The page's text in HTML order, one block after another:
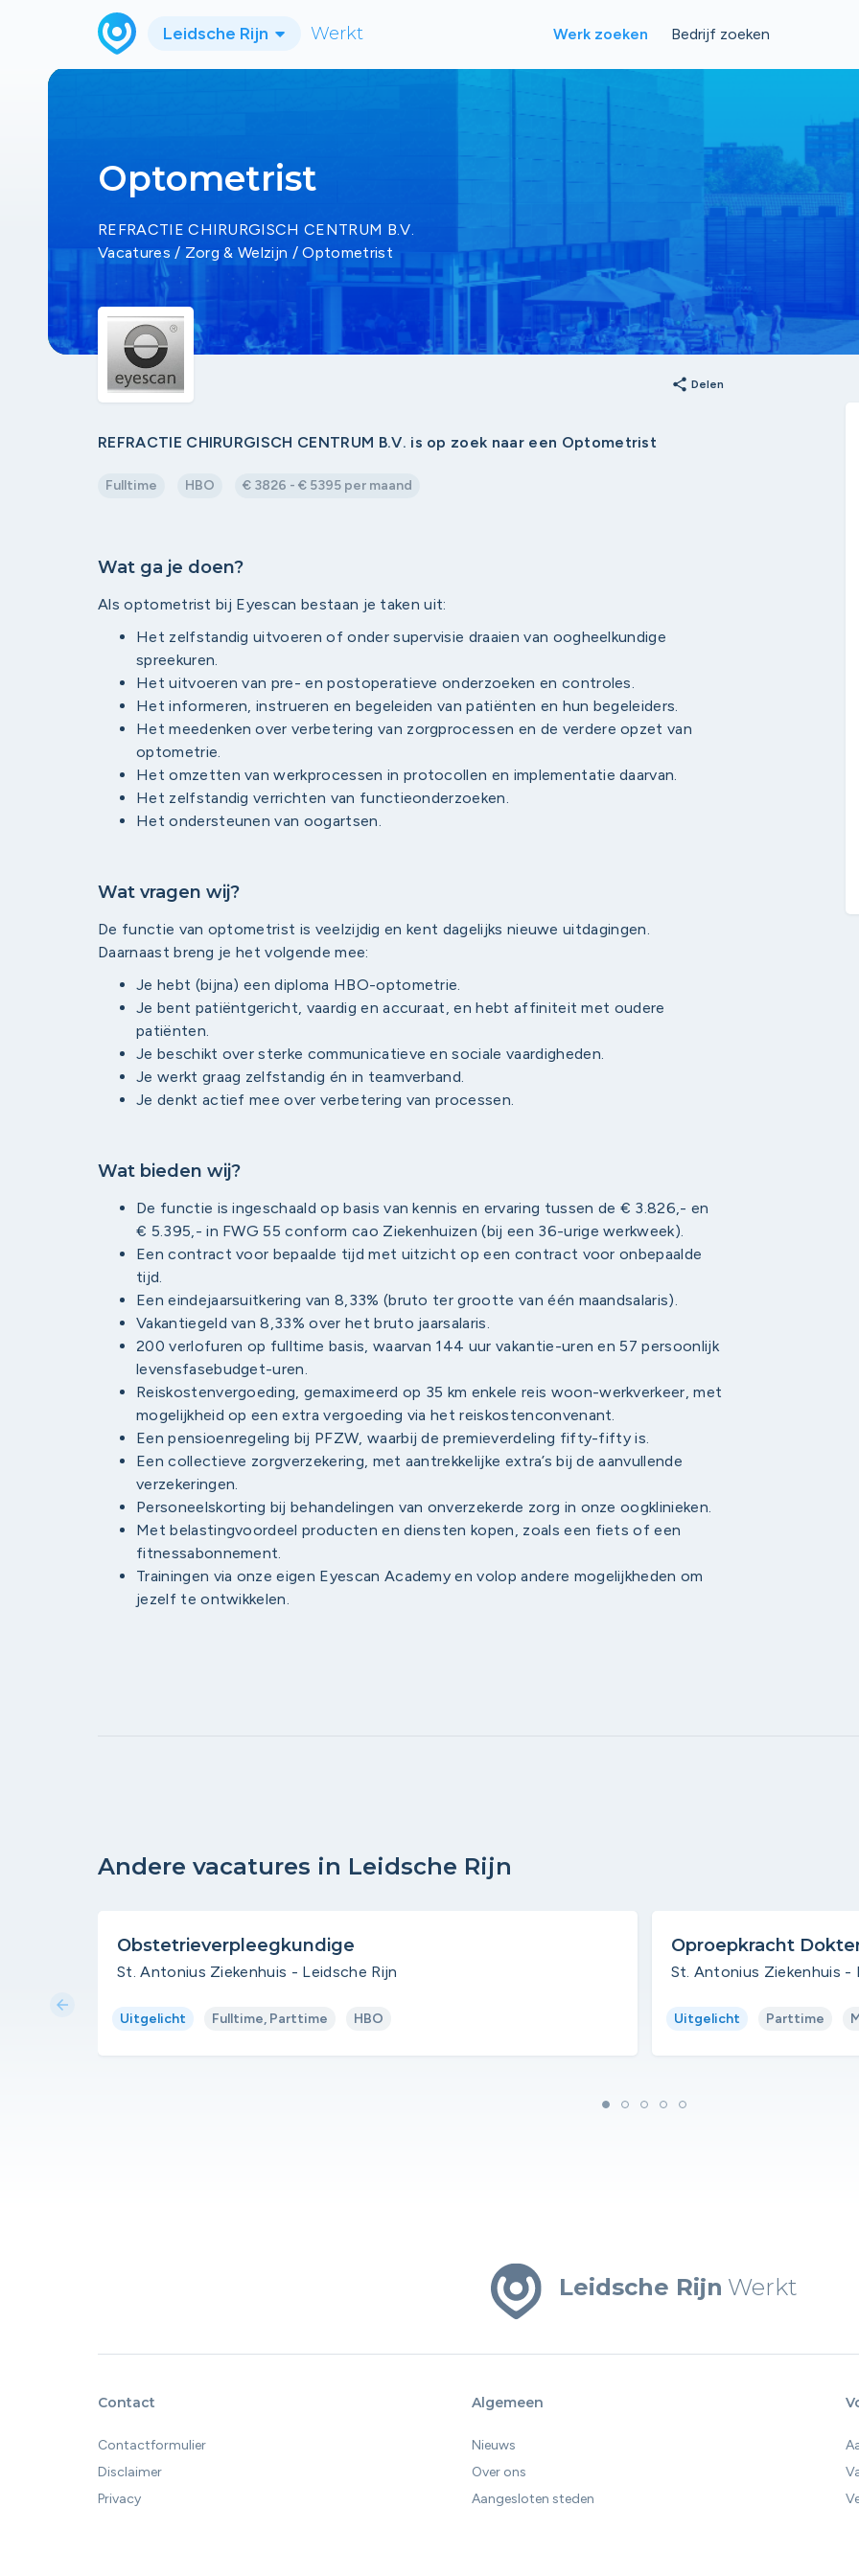
Leidsche Rijn Werkt Werk zoeken Bedrijf zoeken
Optometrist
REFRACTIE CHIRURGISCH CENTRUM B.V.
Vacatures/ Zorg & Welzijn /Optometrist
share Delen
REFRACTIE CHIRURGISCH CENTRUM B.V. is op zoek naar een Optometrist
Fulltime HBO € 3826 - € 5395 per maand
Wat ga je doen?
Als optometrist bij Eyescan bestaan je taken uit:
Het zelfstandig uitvoeren of onder supervisie draaien van oogheelkundige
spreekuren.
Het uitvoeren van pre- en postoperatieve onderzoeken en controles.
Het informeren, instrueren en begeleiden van patiënten en hun begeleiders.
Het meedenken over verbetering van zorgprocessen en de verdere opzet van
optometrie.
Het omzetten van werkprocessen in protocollen en implementatie daarvan.
Het zelfstandig verrichten van functieonderzoeken.
Het ondersteunen van oogartsen.
Wat vragen wij?
De functie van optometrist is veelzijdig en kent dagelijks nieuwe uitdagingen.
Daarnaast breng je het volgende mee:
Je hebt (bijna) een diploma HBO-optometrie.
Je bent patiëntgericht, vaardig en accuraat, en hebt affiniteit met oudere
patiënten.
Je beschikt over sterke communicatieve en sociale vaardigheden.
Je werkt graag zelfstandig én in teamverband.
Je denkt actief mee over verbetering van processen.
Wat bieden wij?
De functie is ingeschaald op basis van kennis en ervaring tussen de € 3.826,- en
€ 5.395,- in FWG 55 conform cao Ziekenhuizen (bij een 36-urige werkweek).
Een contract voor bepaalde tijd met uitzicht op een contract voor onbepaalde
tijd.
Een eindejaarsuitkering van 8,33% (bruto ter grootte van één maandsalaris).
Vakantiegeld van 8,33% over het bruto jaarsalaris.
200 verlofuren op fulltime basis, waarvan 144 uur vakantie-uren en 57 persoonlijk
levensfasebudget-uren.
Reiskostenvergoeding, gemaximeerd op 35 km enkele reis woon-werkverkeer, met
mogelijkheid op een extra vergoeding via het reiskostenconvenant.
Een pensioenregeling bij PFZW, waarbij de premieverdeling fifty-fifty is.
Een collectieve zorgverzekering, met aantrekkelijke extra’s bij de aanvullende
verzekeringen.
Personeelskorting bij behandelingen van onverzekerde zorg in onze oogklinieken.
Met belastingvoordeel producten en diensten kopen, zoals een fiets of een
fitnessabonnement.
Trainingen via onze eigen Eyescan Academy en volop andere mogelijkheden om
jezelf te ontwikkelen.
Andere vacatures in Leidsche Rijn
Obstetrieverpleegkundige
St. Antonius Ziekenhuis - Leidsche Rijn
Uitgelicht Fulltime, Parttime HBO
Oproepkracht
St. Antonius Ziekenhuis -
Uitgelicht Parttime
arrow_back
Leidsche Rijn Werkt
Contact
Contactformulier
Disclaimer
Privacy
Algemeen
Nieuws
Over ons
Aangesloten steden